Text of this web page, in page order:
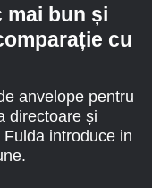
mai bun și
cu
anvelope pentru
directoare și
introduce in